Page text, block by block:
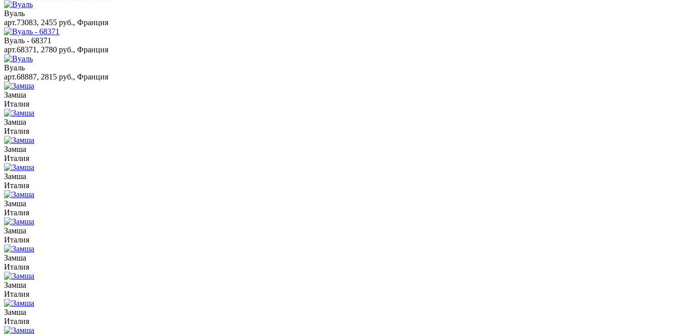
Вуаль
арт.73083, 2455 руб., Франция
Вуаль - 68371
арт.68371, 2780 руб., Франция
Вуаль
арт.68887, 2815 руб., Франция
Замша
Италия
Замша
Италия
Замша
Италия
Замша
Италия
Замша
Италия
Замша
Италия
Замша
Италия
Замша
Италия
Замша
Италия